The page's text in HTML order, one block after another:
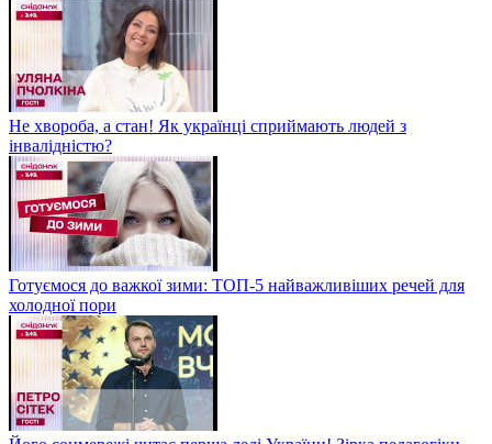
Не хвороба, а стан! Як українці сприймають людей з
інвалідністю?
Готуємося до важкої зими: ТОП-5 найважливіших речей для
холодної пори